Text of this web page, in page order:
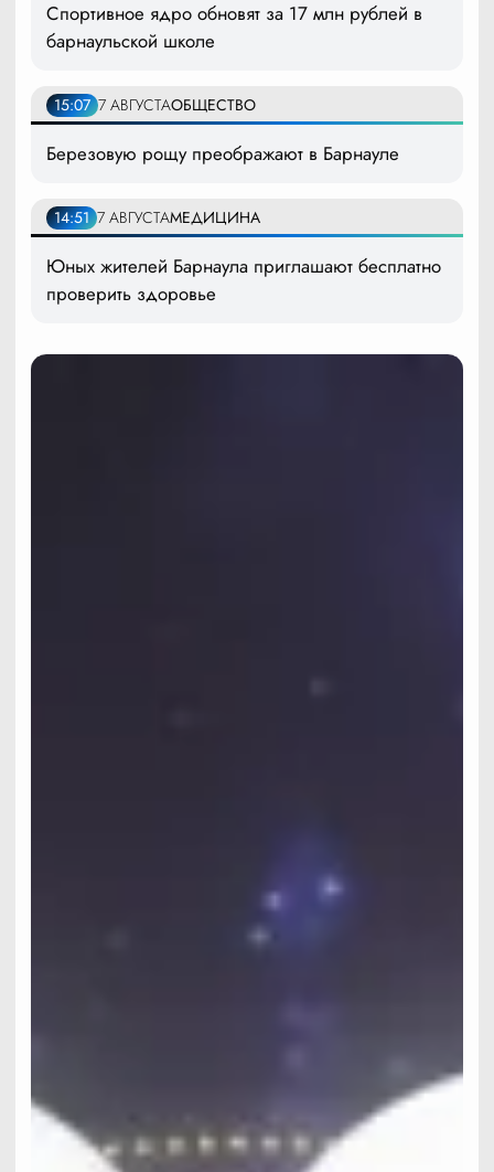
Спортивное ядро обновят за 17 млн рублей в
барнаульской школе
15:07 7 АВГУСТАОБЩЕСТВО
Березовую рощу преображают в Барнауле
14:51 7 АВГУСТАМЕДИЦИНА
Юных жителей Барнаула приглашают бесплатно
проверить здоровье